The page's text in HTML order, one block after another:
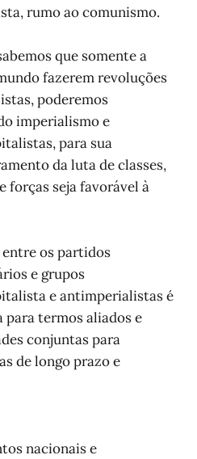
rumo ao comunismo.
que somente a
fazerem revoluções
poderemos
imperialismo e
para sua
da luta de classes,
forças seja favorável à
os partidos
e grupos
e antimperialistas é
termos aliados e
conjuntas para
de longo prazo e
nacionais e